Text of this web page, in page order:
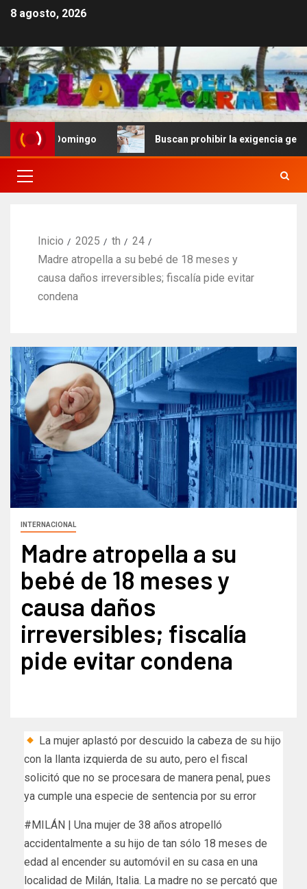
8 agosto, 2026
Domingo Buscan prohibir la exigencia
Inicio 2025 th
24
Madre atropella a su bebé de 18 meses y
causa daños irreversibles; fiscalía pide evitar
condena
INTERNACIONAL
Madre atropella a su
bebé de 18 meses y
causa daños
irreversibles; fiscalía
pide evitar condena
La mujer aplastó por descuido la cabeza de su hijo
con la llanta izquierda de su auto, pero el fiscal
solicitó que no se procesara de manera penal, pues
ya cumple una especie de sentencia por su error
#MILÁN | Una mujer de 38 años atropelló
accidentalmente a su hijo de tan sólo 18 meses de
edad al encender su automóvil en su casa en una
localidad de Milán, Italia. La madre no se percató que